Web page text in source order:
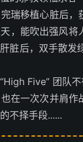
瑞移植心脏后
，能吹出强风
脏后，双手散发
Five” 团队
在一次次并肩
不择手段......